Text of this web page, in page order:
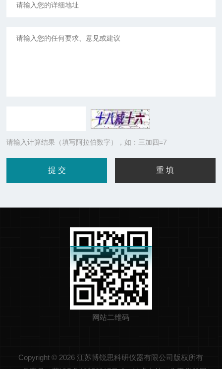
请输入计算结果（填写阿拉伯数字），如：三加四=7
网站二维码
Copyright © 2026 江苏博锐思科研仪器有限公司版权所有